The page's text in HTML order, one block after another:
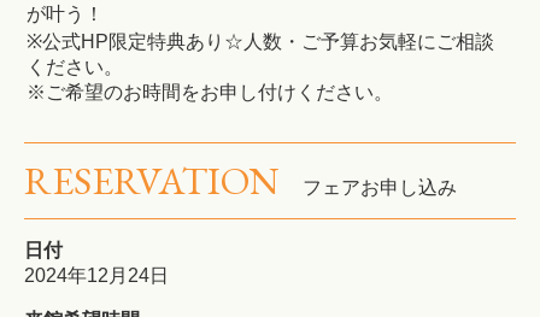
が叶う！
※公式HP限定特典あり☆人数・ご予算お気軽にご相談
ください。
※ご希望のお時間をお申し付けください。
RESERVATION フェアお申し込み
日付
2024年12月24日